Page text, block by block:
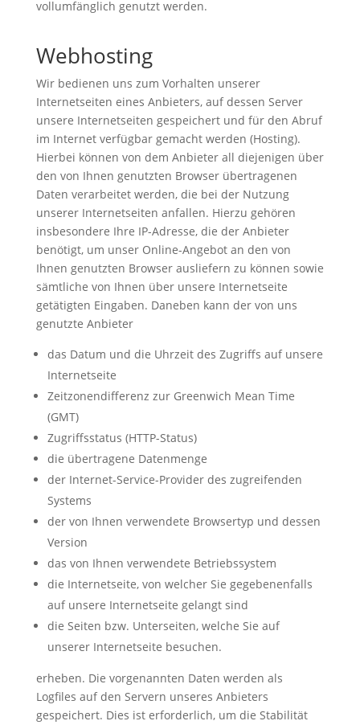
vollumfänglich genutzt werden.
Webhosting
Wir bedienen uns zum Vorhalten unserer
Internetseiten eines Anbieters, auf dessen Server
unsere Internetseiten gespeichert und für den Abruf
im Internet verfügbar gemacht werden (Hosting).
Hierbei können von dem Anbieter all diejenigen über
den von Ihnen genutzten Browser übertragenen
Daten verarbeitet werden, die bei der Nutzung
unserer Internetseiten anfallen. Hierzu gehören
insbesondere Ihre IP-Adresse, die der Anbieter
benötigt, um unser Online-Angebot an den von
Ihnen genutzten Browser ausliefern zu können sowie
sämtliche von Ihnen über unsere Internetseite
getätigten Eingaben. Daneben kann der von uns
genutzte Anbieter
das Datum und die Uhrzeit des Zugriffs auf unsere
Internetseite
Zeitzonendifferenz zur Greenwich Mean Time
(GMT)
Zugriffsstatus (HTTP-Status)
die übertragene Datenmenge
der Internet-Service-Provider des zugreifenden
Systems
der von Ihnen verwendete Browsertyp und dessen
Version
das von Ihnen verwendete Betriebssystem
die Internetseite, von welcher Sie gegebenenfalls
auf unsere Internetseite gelangt sind
die Seiten bzw. Unterseiten, welche Sie auf
unserer Internetseite besuchen.
erheben. Die vorgenannten Daten werden als
Logfiles auf den Servern unseres Anbieters
gespeichert. Dies ist erforderlich, um die Stabilität